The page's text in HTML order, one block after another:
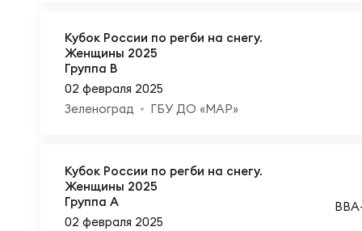
Кубок России по регби на снегу.
Женщины 2025
Группа B
02 февраля 2025
Зеленоград
ГБУ ДО «МАР»
Кубок России по регби на снегу.
Женщины 2025
Группа A
02 февраля 2025